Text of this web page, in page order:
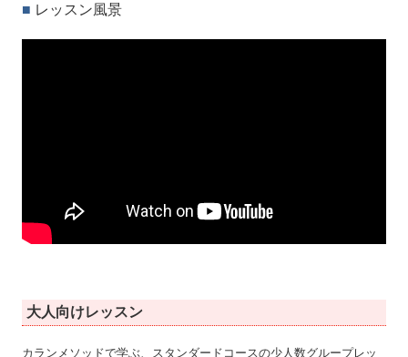
■ レッスン風景
大人向けレッスン
カランメソッドで学ぶ、スタンダードコースの少人数グループレッ